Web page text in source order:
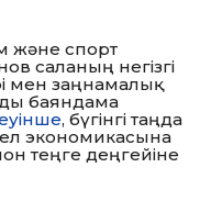
және спорт
саланың негізгі
мен заңнамалық
баяндама
, бүгінгі таңда
экономикасына
теңге деңгейіне